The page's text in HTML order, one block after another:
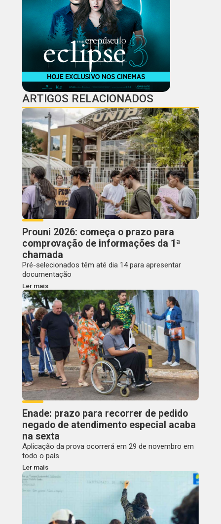
ARTIGOS RELACIONADOS
Prouni 2026: começa o prazo para
comprovação de informações da 1ª
chamada
Pré-selecionados têm até dia 14 para apresentar
documentação
Ler mais
Enade: prazo para recorrer de pedido
negado de atendimento especial acaba
na sexta
Aplicação da prova ocorrerá em 29 de novembro em
todo o país
Ler mais